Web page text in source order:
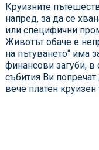
Круизните
напред, за да се
или специфични
Животът обаче е
на пътуването“ има
финансови загуби, в
събития Ви
вече платен круизен